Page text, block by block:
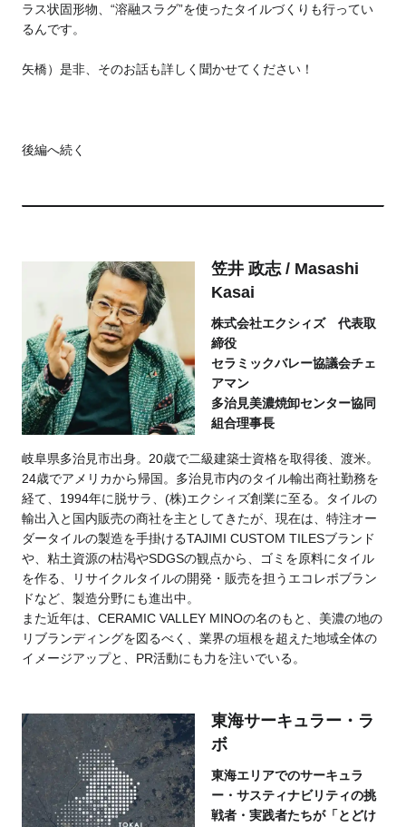
ラス状固形物、“溶融スラグ”を使ったタイルづくりも行ってい
るんです。
矢橋）是非、そのお話も詳しく聞かせてください！
後編へ続く
笠井 政志 / Masashi
Kasai
株式会社エクシィズ 代表取
締役
セラミックバレー協議会チェ
アマン
多治見美濃焼卸センター協同
組合理事長
岐阜県多治見市出身。20歳で二級建築士資格を取得後、渡米。
24歳でアメリカから帰国。多治見市内のタイル輸出商社勤務を
経て、1994年に脱サラ、(株)エクシィズ創業に至る。タイルの
輸出入と国内販売の商社を主としてきたが、現在は、特注オー
ダータイルの製造を手掛けるTAJIMI CUSTOM TILESブランド
や、粘土資源の枯渇やSDGSの観点から、ゴミを原料にタイル
を作る、リサイクルタイルの開発・販売を担うエコレボブラン
ドなど、製造分野にも進出中。
また近年は、CERAMIC VALLEY MINOの名のもと、美濃の地の
リブランディングを図るべく、業界の垣根を超えた地域全体の
イメージアップと、PR活動にも力を注いでいる。
東海サーキュラー・ラ
ボ
東海エリアでのサーキュラ
ー・サスティナビリティの挑
戦者・実践者たちが「とどけ